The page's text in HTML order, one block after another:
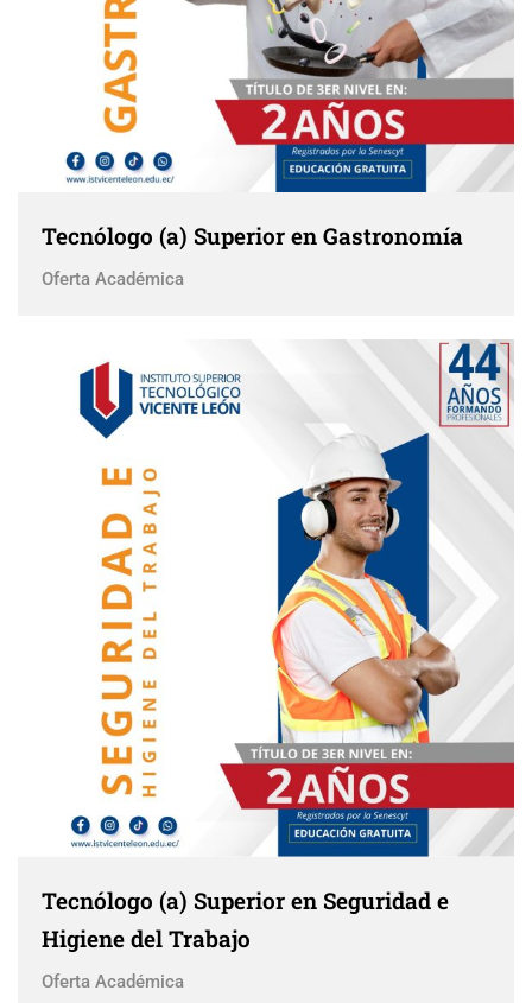
Tecnólogo (a) Superior en Gastronomía
Oferta Académica
Tecnólogo (a) Superior en Seguridad e
Higiene del Trabajo
Oferta Académica